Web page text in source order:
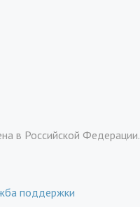
в Российской Федерации.
поддержки